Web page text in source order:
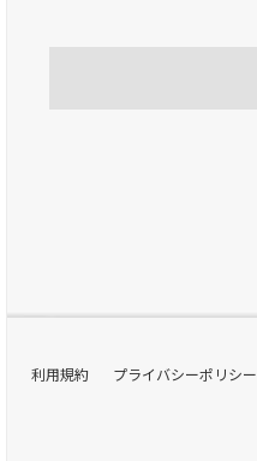
利用規約 プライバシーポリシー